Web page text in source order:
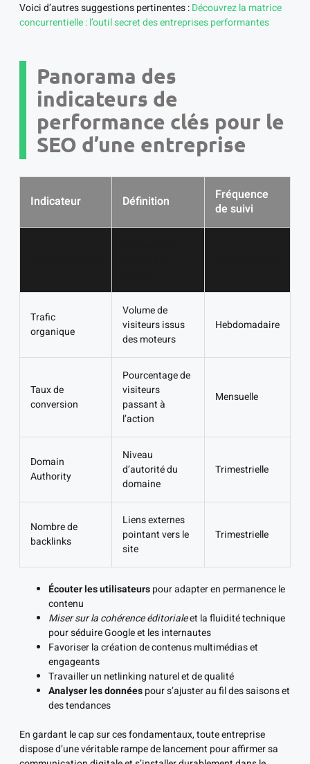
Voici d’autres suggestions pertinentes :Découvrez la matrice
concurrentielle : l’outil secret des entreprises performantes
Panorama des
indicateurs de
performance clés pour le
SEO d’une entreprise
Indicateur Définition
Fréquence
de suivi
Trafic
organique
Volume de
visiteurs issus
des moteurs
Hebdomadaire
Taux de
conversion
Pourcentage de
visiteurs
passant à
l’action
Mensuelle
Domain
Authority
Niveau
d’autorité du
domaine
Trimestrielle
Nombre de
backlinks
Liens externes
pointant vers le
site
Trimestrielle
Écouter les utilisateurspour adapter en permanence le
contenu
Miser sur la cohérence éditorialeet la fluidité technique
pour séduire Google et les internautes
Favoriser la création de contenus multimédias et
engageants
Travailler un netlinking naturel et de qualité
Analyser les donnéespour s’ajuster au fil des saisons et
des tendances
En gardant le cap sur ces fondamentaux, toute entreprise
dispose d’une véritable rampe de lancement pour affirmer sa